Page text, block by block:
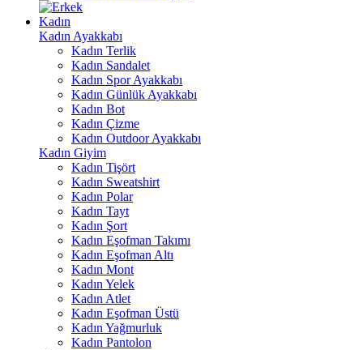
Kadın
Kadın Ayakkabı
Kadın Terlik
Kadın Sandalet
Kadın Spor Ayakkabı
Kadın Günlük Ayakkabı
Kadın Bot
Kadın Çizme
Kadın Outdoor Ayakkabı
Kadın Giyim
Kadın Tişört
Kadın Sweatshirt
Kadın Polar
Kadın Tayt
Kadın Şort
Kadın Eşofman Takımı
Kadın Eşofman Altı
Kadın Mont
Kadın Yelek
Kadın Atlet
Kadın Eşofman Üstü
Kadın Yağmurluk
Kadın Pantolon